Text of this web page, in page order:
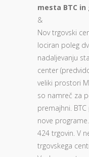
mesta BTC in
&
Nov trgovski
lociran poleg
nadaljevanju
center
veliki prostori
so namreč za
premajhni.
nove
424 trgovin. V
trgovskega